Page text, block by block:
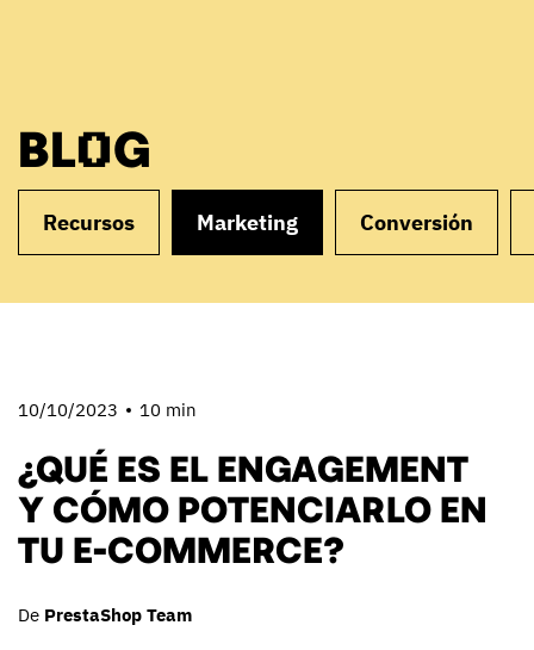
BLOG
Recursos Marketing Conversión
10/10/2023 10 min
¿QUÉ ES EL ENGAGEMENT
Y CÓMO POTENCIARLO EN
TU E-COMMERCE?
De PrestaShop Team